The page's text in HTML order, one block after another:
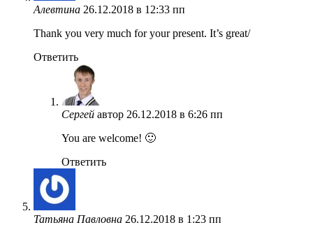
Алевтина 26.12.2018 в 12:33 пп
Thank you very much for your present. It’s great/
Ответить
Сергей автор 26.12.2018 в 6:26 пп
You are welcome! 🙂
Ответить
Татьяна Павловна 26.12.2018 в 1:23 пп